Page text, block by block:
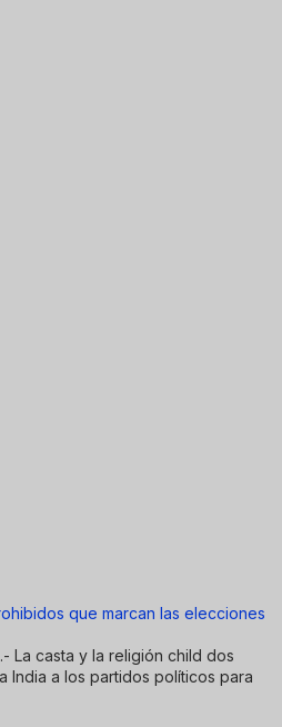
que marcan las elecciones
La casta y la religión child dos
India a los partidos políticos para